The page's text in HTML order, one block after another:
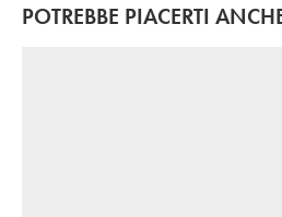
POTREBBE PIACERTI